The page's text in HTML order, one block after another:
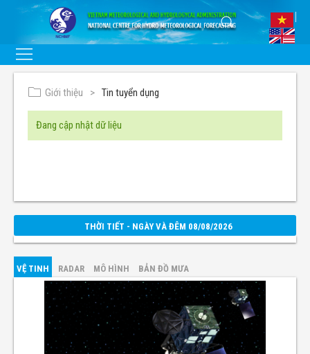
Giới thiệu Tin tuyển dụng
Đang cập nhật dữ liệu
THỜI TIẾT - NGÀY VÀ ĐÊM 08/08/2026
VỆ TINH RADAR MÔ HÌNH BẢN ĐỒ MƯA